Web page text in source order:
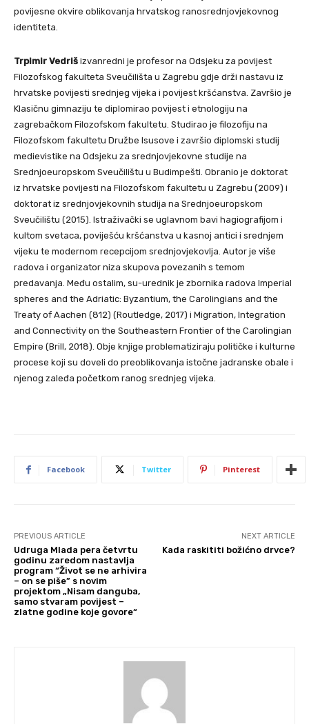
povijesne okvire oblikovanja hrvatskog ranosrednjovjekovnog
identiteta.
Trpimir Vedriš izvanredni je profesor na Odsjeku za povijest
Filozofskog fakulteta Sveučilišta u Zagrebu gdje drži nastavu iz
hrvatske povijesti srednjeg vijeka i povijest kršćanstva. Završio je
Klasičnu gimnaziju te diplomirao povijest i etnologiju na
zagrebačkom Filozofskom fakultetu. Studirao je filozofiju na
Filozofskom fakultetu Družbe Isusove i završio diplomski studij
medievistike na Odsjeku za srednjovjekovne studije na
Srednjoeuropskom Sveučilištu u Budimpešti. Obranio je doktorat
iz hrvatske povijesti na Filozofskom fakultetu u Zagrebu (2009) i
doktorat iz srednjovjekovnih studija na Srednjoeuropskom
Sveučilištu (2015). Istraživački se uglavnom bavi hagiografijom i
kultom svetaca, poviješću kršćanstva u kasnoj antici i srednjem
vijeku te modernom recepcijom srednjovjekovlja. Autor je više
radova i organizator niza skupova povezanih s temom
predavanja. Među ostalim, su-urednik je zbornika radova Imperial
spheres and the Adriatic: Byzantium, the Carolingians and the
Treaty of Aachen (812) (Routledge, 2017) i Migration, Integration
and Connectivity on the Southeastern Frontier of the Carolingian
Empire (Brill, 2018). Obje knjige problematiziraju političke i kulturne
procese koji su doveli do preoblikovanja istočne jadranske obale i
njenog zaleđa početkom ranog srednjeg vijeka.
Facebook Twitter Pinterest
PREVIOUS ARTICLE
Udruga Mlada pera četvrtu
godinu zaredom nastavlja
program “Život se ne arhivira
– on se piše” s novim
projektom „Nisam danguba,
samo stvaram povijest –
zlatne godine koje govore“
NEXT ARTICLE
Kada raskititi božićno drvce?